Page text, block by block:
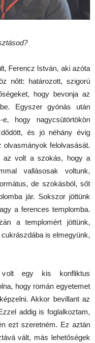
Ferencz István, aki azóta
nőtt: határozott, szigorú
hogy bevonja az
Egyszer gyónás után
e, hogy nagycsütörtökön
és jó néhány évig
olvasmányok felolvasását.
az volt a szokás, hogy a
vallásosak voltunk,
de szokásból, sőt
jár. Sokszor jöttünk
a ferences templomba.
a templomért jöttünk,
is elmegyünk,
volt egy kis konfliktus
hogy román egyetemet
Akkor bevillant az
addig is foglalkoztam,
ezt szeretném. Ez aztán
vált, más lehetőségek